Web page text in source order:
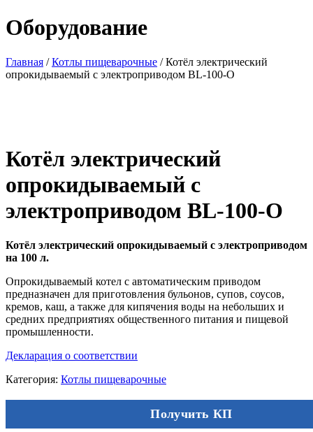
Оборудование
Главная /Котлы пищеварочные / Котёл электрический
опрокидываемый с электроприводом BL-100-O
Котёл электрический
опрокидываемый с
электроприводом BL-100-O
Котёл электрический опрокидываемый с электроприводом
на 100 л.
Опрокидываемый котел с автоматическим приводом
предназначен для приготовления бульонов, супов, соусов,
кремов, каш, а также для кипячения воды на небольших и
средних предприятиях общественного питания и пищевой
промышленности.
Декларация о соответствии
Категория: Котлы пищеварочные
Получить КП